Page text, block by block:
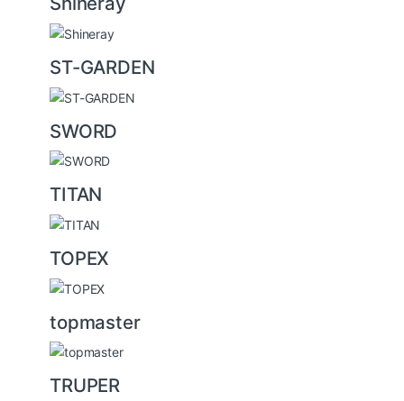
ST-GARDEN
SWORD
TITAN
TOPEX
topmaster
TRUPER